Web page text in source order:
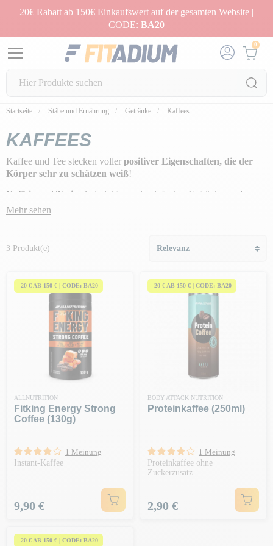
20€ Rabatt ab 150€ Einkaufswert auf der gesamten Website |
CODE: BA20
0
Startseite Stäbe und Ernährung Getränke Kaffees
KAFFEES
Kaffee und Tee stecken voller positiver Eigenschaften, die der
Körper sehr zu schätzen weiß!
Koffein
und Teein
sind nicht nur ein einfaches Getränk, sondern
haben auch einen Boost-Effekt, beugen bestimmten Krankheiten
Mehr sehen
3 Produkt(e)
-20 € AB 150 € | CODE: BA20
ALLNUTRITION
Fitking Energy Strong
Coffee (130g)
1 Meinung
Instant-Kaffee
Preis
9,90 €
-20 € AB 150 € | CODE: BA20
BODY ATTACK NUTRITION
Proteinkaffee (250ml)
1 Meinung
Proteinkaffee ohne
Zuckerzusatz
Preis
2,90 €
-20 € AB 150 € | CODE: BA20